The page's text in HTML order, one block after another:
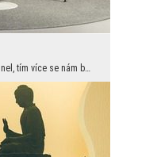
Čím více budeme sledovat náš tunel, tím více se nám bude zdát, jakoby se pohyboval. Je to ale jen...